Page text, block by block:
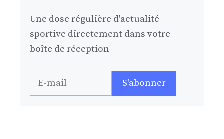
Une dose régulière d'actualité
sportive directement dans votre
boîte de réception